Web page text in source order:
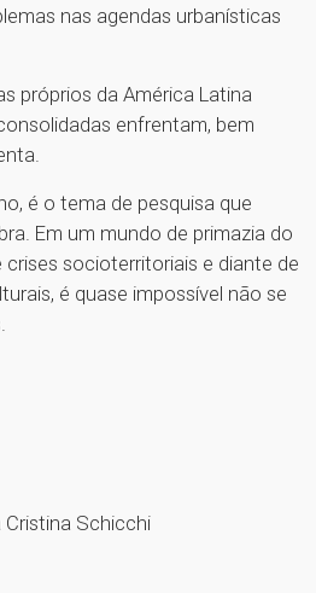
nas agendas urbanísticas
próprios da América Latina
enfrentam, bem
é o tema de pesquisa que
Em um mundo de primazia do
socioterritoriais e diante de
é quase impossível não se
Cristina Schicchi